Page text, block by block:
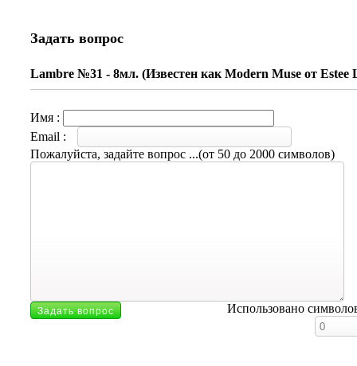
Задать вопрос
Lambre №31 - 8мл. (Известен как Modern Muse от Estee
Имя :
Email :
Пожалуйста, задайте вопрос ...(от 50 до 2000 символов)
Использовано